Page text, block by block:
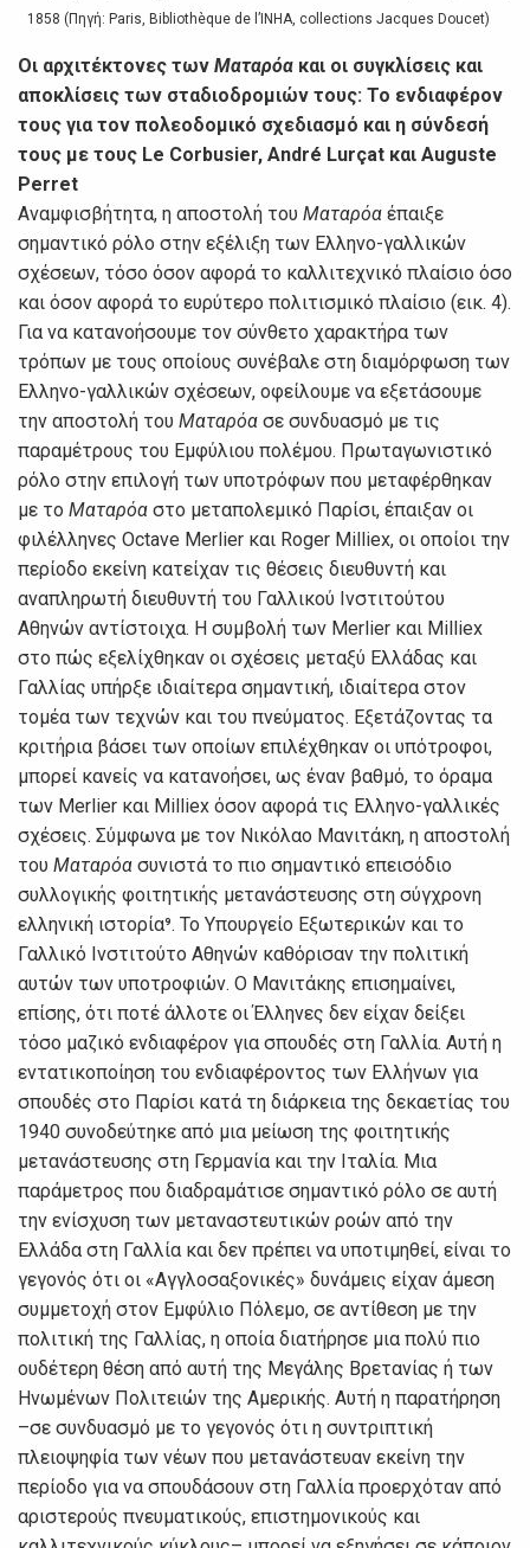
1858 (Πηγή: Paris, Bibliothèque de l’INHA, collections Jacques Doucet)
Οι αρχιτέκτονες των Ματαρόα και οι συγκλίσεις και
αποκλίσεις των σταδιοδρομιών τους: Το ενδιαφέρον
τους για τον πολεοδομικό σχεδιασμό και η σύνδεσή
τους με τους Le Corbusier, André Lurçat και Auguste
Perret
Αναμφισβήτητα, η αποστολή του Ματαρόα έπαιξε
σημαντικό ρόλο στην εξέλιξη των Ελληνο-γαλλικών
σχέσεων, τόσο όσον αφορά το καλλιτεχνικό πλαίσιο όσο
και όσον αφορά το ευρύτερο πολιτισμικό πλαίσιο (εικ. 4).
Για να κατανοήσουμε τον σύνθετο χαρακτήρα των
τρόπων με τους οποίους συνέβαλε στη διαμόρφωση των
Ελληνο-γαλλικών σχέσεων, οφείλουμε να εξετάσουμε
την αποστολή του Ματαρόα σε συνδυασμό με τις
παραμέτρους του Εμφύλιου πολέμου. Πρωταγωνιστικό
ρόλο στην επιλογή των υποτρόφων που μεταφέρθηκαν
με το Ματαρόα στο μεταπολεμικό Παρίσι, έπαιξαν οι
φιλέλληνες Octave Merlier και Roger Milliex, οι οποίοι την
περίοδο εκείνη κατείχαν τις θέσεις διευθυντή και
αναπληρωτή διευθυντή του Γαλλικού Ινστιτούτου
Αθηνών αντίστοιχα. Η συμβολή των Merlier και Milliex
στο πώς εξελίχθηκαν οι σχέσεις μεταξύ Ελλάδας και
Γαλλίας υπήρξε ιδιαίτερα σημαντική, ιδιαίτερα στον
τομέα των τεχνών και του πνεύματος. Εξετάζοντας τα
κριτήρια βάσει των οποίων επιλέχθηκαν οι υπότροφοι,
μπορεί κανείς να κατανοήσει, ως έναν βαθμό, το όραμα
των Merlier και Milliex όσον αφορά τις Ελληνο-γαλλικές
σχέσεις. Σύμφωνα με τον Νικόλαο Μανιτάκη, η αποστολή
του Ματαρόα συνιστά το πιο σημαντικό επεισόδιο
συλλογικής φοιτητικής μετανάστευσης στη σύγχρονη
ελληνική ιστορία⁹. Το Υπουργείο Εξωτερικών και το
Γαλλικό Ινστιτούτο Αθηνών καθόρισαν την πολιτική
αυτών των υποτροφιών. Ο Μανιτάκης επισημαίνει,
επίσης, ότι ποτέ άλλοτε οι Έλληνες δεν είχαν δείξει
τόσο μαζικό ενδιαφέρον για σπουδές στη Γαλλία. Αυτή η
εντατικοποίηση του ενδιαφέροντος των Ελλήνων για
σπουδές στο Παρίσι κατά τη διάρκεια της δεκαετίας του
1940 συνοδεύτηκε από μια μείωση της φοιτητικής
μετανάστευσης στη Γερμανία και την Ιταλία. Μια
παράμετρος που διαδραμάτισε σημαντικό ρόλο σε αυτή
την ενίσχυση των μεταναστευτικών ροών από την
Ελλάδα στη Γαλλία και δεν πρέπει να υποτιμηθεί, είναι το
γεγονός ότι οι «Αγγλοσαξονικές» δυνάμεις είχαν άμεση
συμμετοχή στον Εμφύλιο Πόλεμο, σε αντίθεση με την
πολιτική της Γαλλίας, η οποία διατήρησε μια πολύ πιο
ουδέτερη θέση από αυτή της Μεγάλης Βρετανίας ή των
Ηνωμένων Πολιτειών της Αμερικής. Αυτή η παρατήρηση
–σε συνδυασμό με το γεγονός ότι η συντριπτική
πλειοψηφία των νέων που μετανάστευαν εκείνη την
περίοδο για να σπουδάσουν στη Γαλλία προερχόταν από
αριστερούς πνευματικούς, επιστημονικούς και